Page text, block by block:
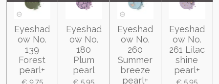
Eyeshad
ow No.
139
Forest
pearl+
Eyeshad
ow No.
180
Plum
pearl
Eyeshad
ow No.
260
Summer
breeze
pearl+
Eyeshad
ow No.
261 Lilac
shine
pearl+